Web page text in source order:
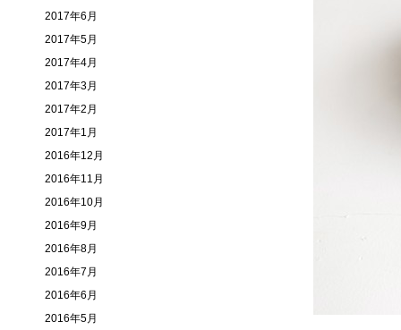
2017年6月
2017年5月
2017年4月
2017年3月
2017年2月
2017年1月
2016年12月
2016年11月
2016年10月
2016年9月
2016年8月
2016年7月
2016年6月
2016年5月